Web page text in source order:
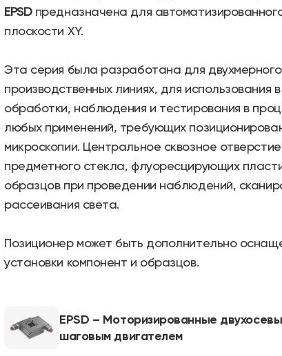
EPSDпредназначена для
плоскости XY.
Эта серия была разработана для
производственных линиях, для использования
обработки, наблюдения и тестирования в
любых применений, требующих
микроскопии. Центральное сквозное
предметного стекла, флуоресцирующих
образцов при проведении наблюдений,
рассеивания света.
Позиционер может быть дополнительно
установки компонент и образцов.
EPSD – Моторизированные
шаговым двигателем